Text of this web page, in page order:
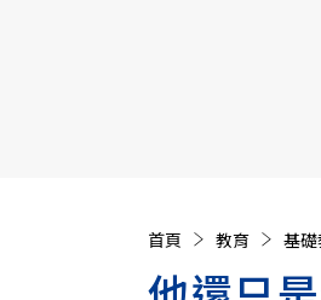
首頁 教育 基